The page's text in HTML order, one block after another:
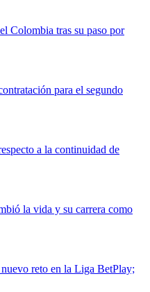
Colombia tras su paso por
para el segundo
a la continuidad de
la vida y su carrera como
reto en la Liga BetPlay;